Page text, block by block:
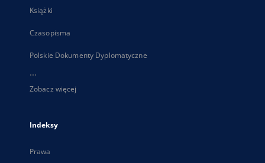
Książki
Czasopisma
Polskie Dokumenty Dyplomatyczne
...
Zobacz więcej
Indeksy
Prawa